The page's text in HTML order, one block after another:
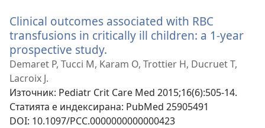
Clinical outcomes associated with RBC
transfusions in critically ill children: a 1-year
prospective study.
нов
Demaret P, Tucci M, Karam O, Trottier H, Ducruet T,
Lacroix J.
Източник‎: Pediatr Crit Care Med 2015;16(6):505-14.
Статията е индексирана‎: PubMed 25905491
DOI‎: 10.1097/PCC.0000000000000423